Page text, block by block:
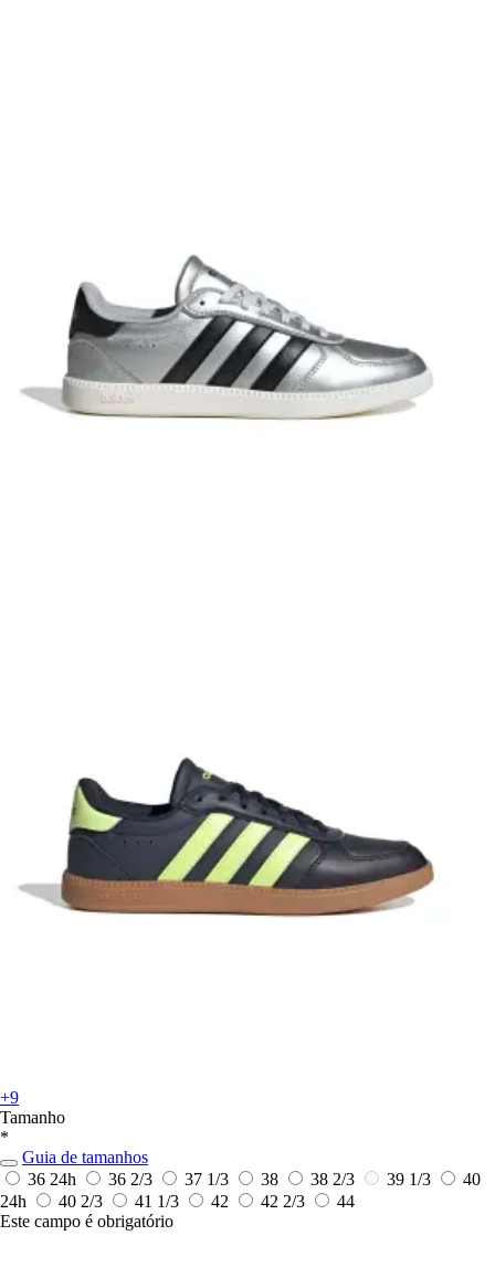
+9
Tamanho
*
Guia de tamanhos
36 24h 36 2/3 37 1/3 38 38 2/3 39 1/3
40
24h
40 2/3 41 1/3 42 42 2/3
44
Este campo é obrigatório